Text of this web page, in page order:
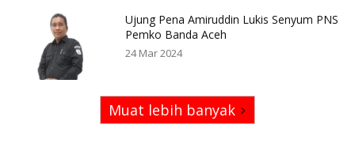
Ujung Pena Amiruddin Lukis Senyum PNS
Pemko Banda Aceh
24 Mar 2024
Muat lebih banyak